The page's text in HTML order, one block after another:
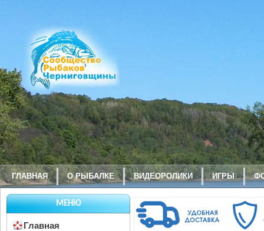
ГЛАВНАЯ О РЫБАЛКЕ ВИДЕОРОЛИКИ ИГРЫ
МЕНЮ
Главная